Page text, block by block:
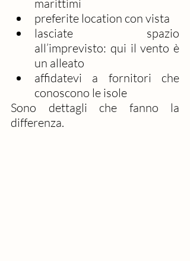
marittimi
preferite location con vista
lasciate spazio
all’imprevisto: qui il vento è
un alleato
affidatevi a fornitori che
conoscono le isole
Sono dettagli che fanno la
differenza.